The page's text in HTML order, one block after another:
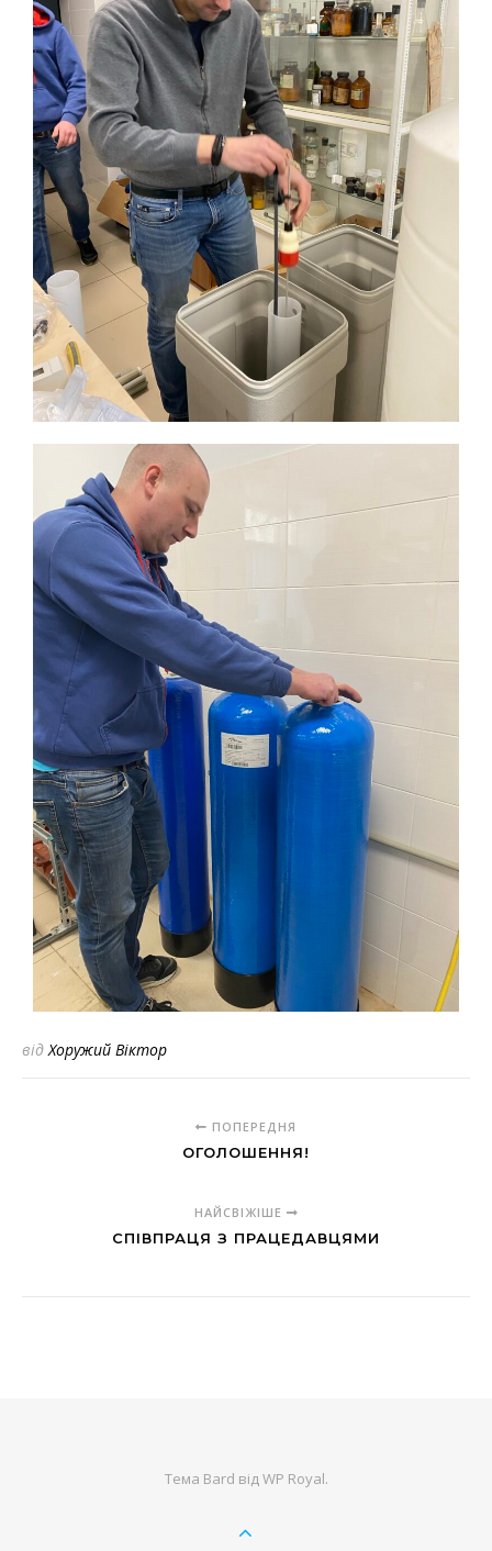
відХоружий Віктор
ПОПЕРЕДНЯ
ОГОЛОШЕННЯ!
НАЙСВІЖІШЕ
СПІВПРАЦЯ З ПРАЦЕДАВЦЯМИ
Тема Bard відWP Royal.